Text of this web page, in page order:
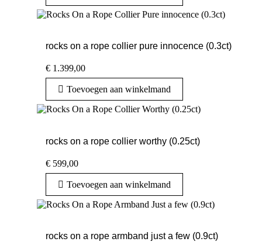
rocks on a rope collier pure innocence (0.3ct)
€ 1.399,00
Toevoegen aan winkelmand
rocks on a rope collier worthy (0.25ct)
€ 599,00
Toevoegen aan winkelmand
rocks on a rope armband just a few (0.9ct)